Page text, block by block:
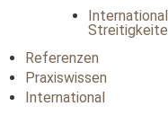
Referenzen
Praxiswissen
International